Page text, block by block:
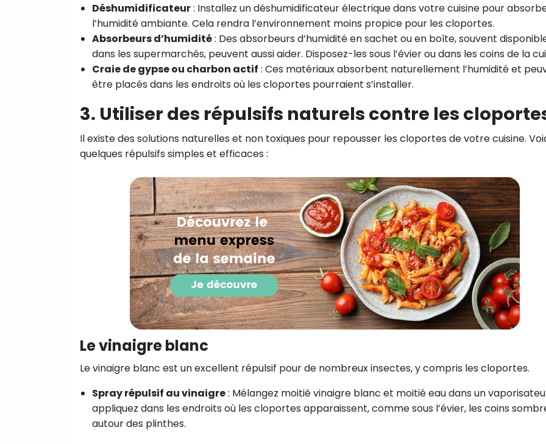
Déshumidificateur: Installez un déshumidificateur électrique dans votre cuisine pour
l’humidité ambiante. Cela rendra l’environnement moins propice pour les cloportes.
Absorbeurs d’humidité: Des absorbeurs d’humidité en sachet ou en boîte, souvent
dans les supermarchés, peuvent aussi aider. Disposez-les sous l’évier ou dans les coins de la
Craie de gypse ou charbon actif : Ces matériaux absorbent naturellement l’humidité et
être placés dans les endroits où les cloportes pourraient s’installer.
3. Utiliser des répulsifs naturels contre les
Il existe des solutions naturelles et non toxiques pour repousser les cloportes de votre cuisine.
quelques répulsifs simples et efficaces :
Le vinaigre blanc
Le vinaigre blanc est un excellent répulsif pour de nombreux insectes, y compris les cloportes.
Spray répulsif au vinaigre: Mélangez moitié vinaigre blanc et moitié eau dans un
appliquez dans les endroits où les cloportes apparaissent, comme sous l’évier, les coins
autour des plinthes.